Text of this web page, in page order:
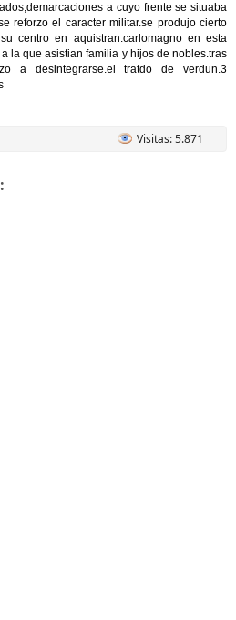
a cuyo frente se situaba
reforzo el caracter militar.se produjo cierto
centro en aquistran.carlomagno en esta
la que asistian familia y hijos de nobles.tras
a desintegrarse.el tratdo de verdun.3
Visitas: 5.871